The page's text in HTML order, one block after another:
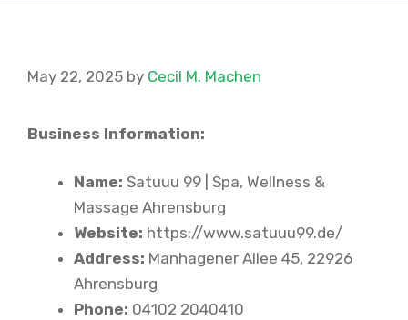
May 22, 2025 by Cecil M. Machen
Business Information:
Name: Satuuu 99 | Spa, Wellness &
Massage Ahrensburg
Website: https://www.satuuu99.de/
Address: Manhagener Allee 45, 22926
Ahrensburg
Phone: 04102 2040410